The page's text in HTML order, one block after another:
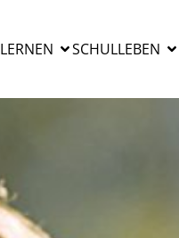
LERNEN SCHULLEBEN